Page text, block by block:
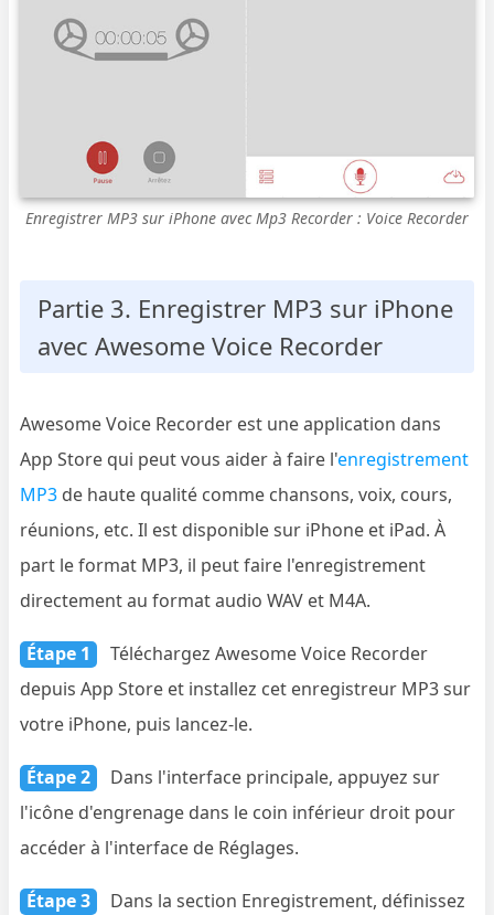
Enregistrer MP3 sur iPhone avec Mp3 Recorder : Voice Recorder
Partie 3. Enregistrer MP3 sur iPhone
avec Awesome Voice Recorder
Awesome Voice Recorder est une application dans
App Store qui peut vous aider à faire l'enregistrement
MP3 de haute qualité comme chansons, voix, cours,
réunions, etc. Il est disponible sur iPhone et iPad. À
part le format MP3, il peut faire l'enregistrement
directement au format audio WAV et M4A.
Étape 1
Téléchargez Awesome Voice Recorder
depuis App Store et installez cet enregistreur MP3 sur
votre iPhone, puis lancez-le.
Étape 2
Dans l'interface principale, appuyez sur
l'icône d'engrenage dans le coin inférieur droit pour
accéder à l'interface de Réglages.
Étape 3 Dans la section Enregistrement, définissez